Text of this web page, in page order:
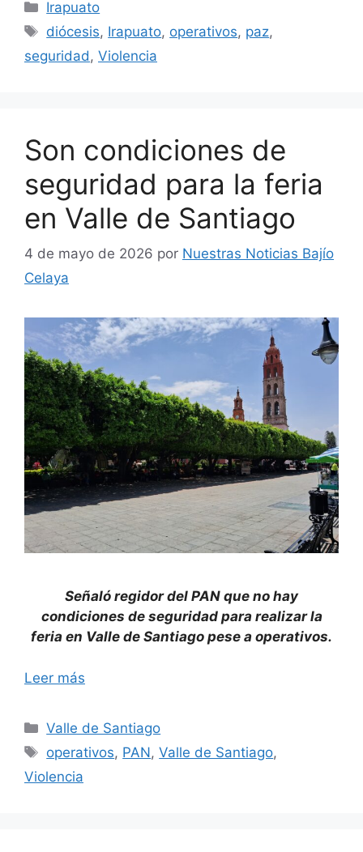
Categorías
Irapuato
Etiquetas
diócesis, Irapuato, operativos, paz,
seguridad , Violencia
Son condiciones de
seguridad para la feria
en Valle de Santiago
4 de mayo de 2026 por Nuestras Noticias Bajío
Celaya
Señaló regidor del PAN que no hay
condiciones de seguridad para realizar la
feria en Valle de Santiago pese a operativos.
Leer más
Categorías
Valle de Santiago
Etiquetas
operativos, PAN,Valle de Santiago,
Violencia